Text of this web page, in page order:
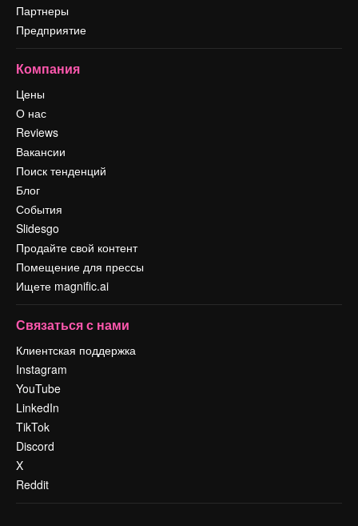
Партнеры
Предприятие
Компания
Цены
О нас
Reviews
Вакансии
Поиск тенденций
Блог
События
Slidesgo
Продайте свой контент
Помещение для прессы
Ищете magnific.ai
Связаться с нами
Клиентская поддержка
Instagram
YouTube
LinkedIn
TikTok
Discord
X
Reddit